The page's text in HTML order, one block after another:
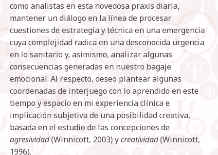
como analistas en esta novedosa praxis diaria,
mantener un diálogo en la línea de procesar
cuestiones de estrategia y técnica en una emergencia
cuya complejidad radica en una desconocida urgencia
en lo sanitario y, asimismo, analizar algunas
consecuencias generadas en nuestro bagaje
emocional. Al respecto, deseo plantear algunas
coordenadas de interjuego con lo aprendido en este
tiempo y espacio en mi experiencia clínica e
implicación subjetiva de una posibilidad creativa,
basada en el estudio de las concepciones de
agresividad(Winnicott, 2003) ycreatividad(Winnicott,
1996).